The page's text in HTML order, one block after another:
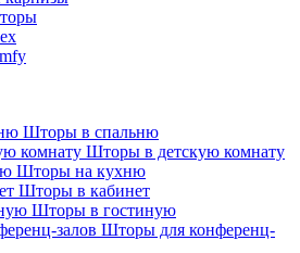
Шторы в спальню
Шторы в детскую комнату
Шторы на кухню
Шторы в кабинет
Шторы в гостиную
Шторы для конференц-